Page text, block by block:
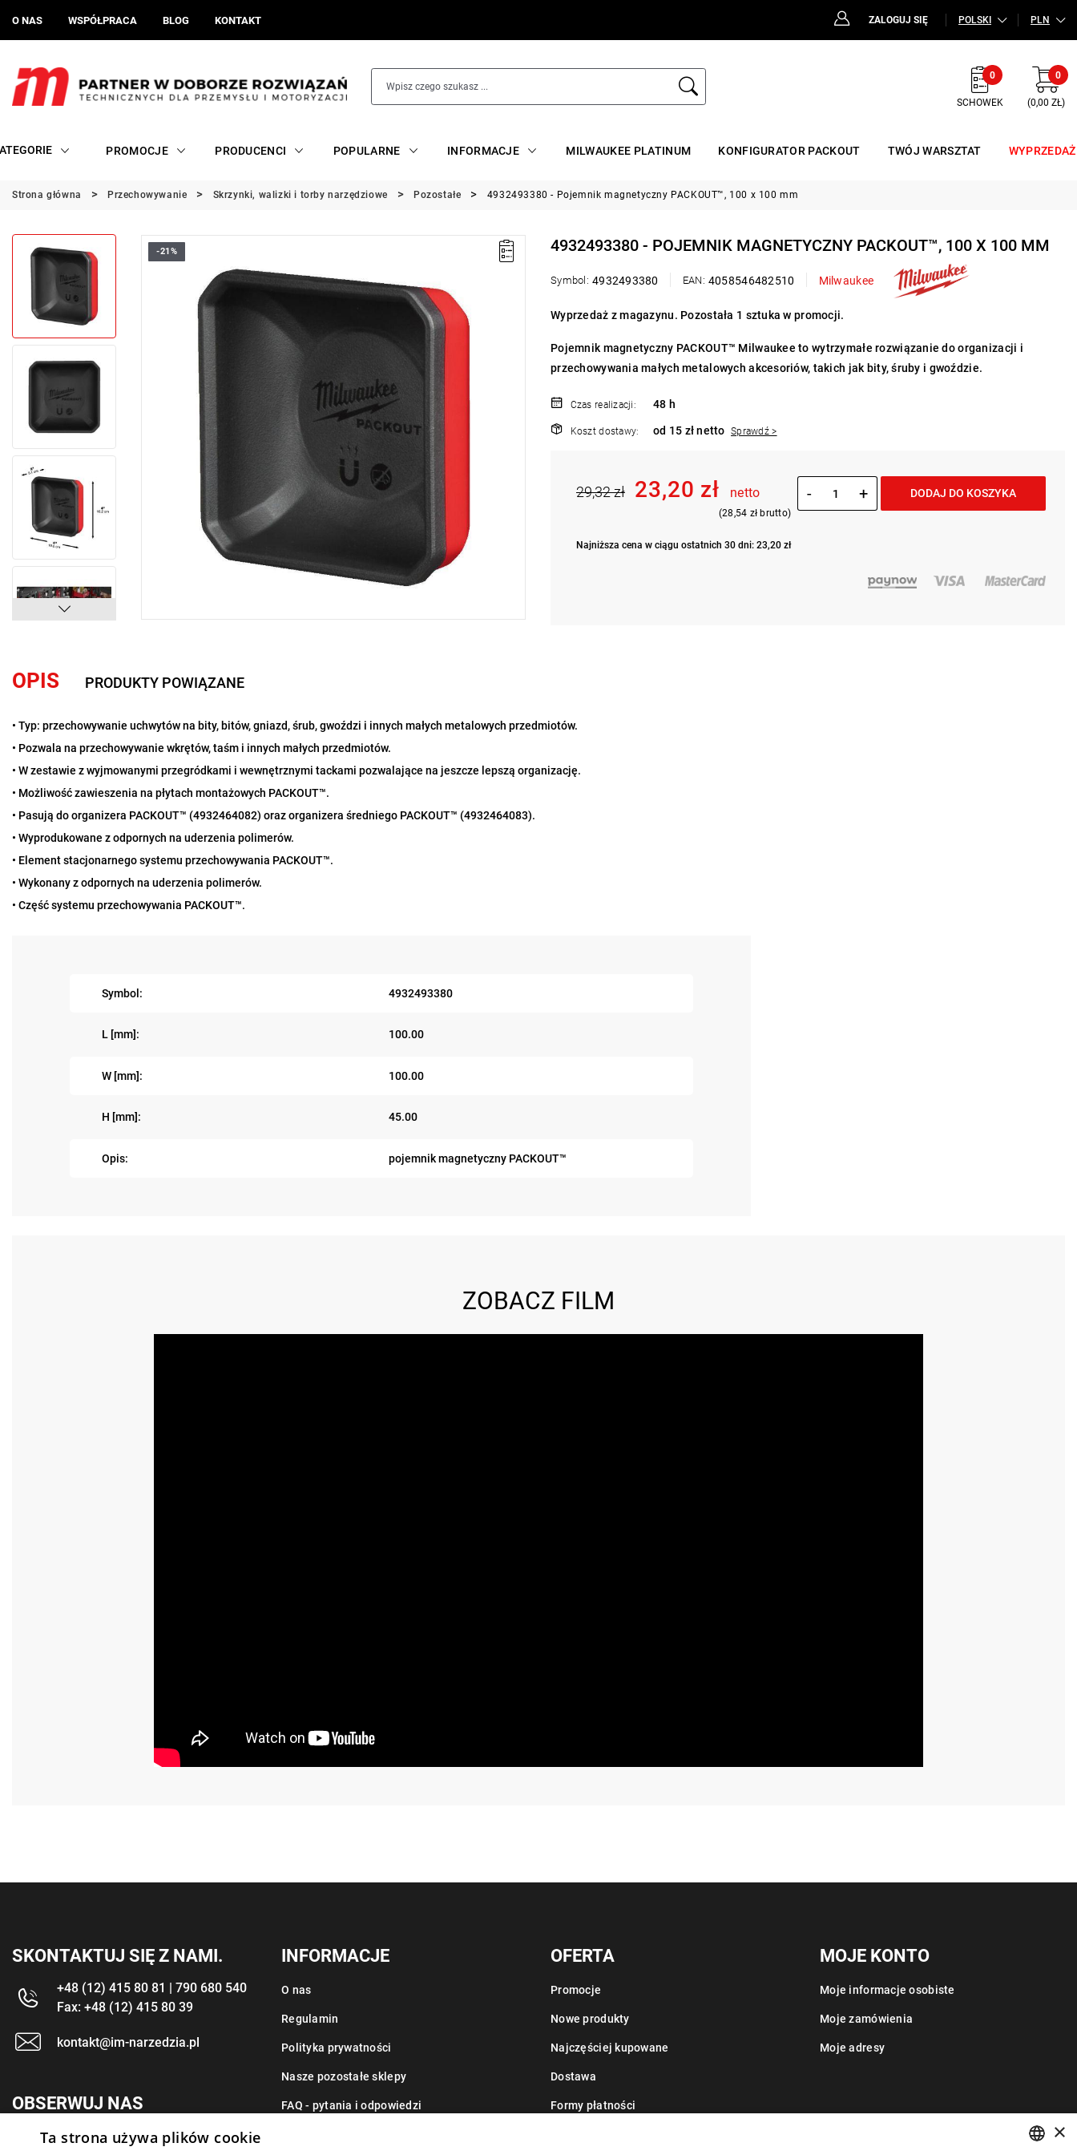
O NAS WSPÓŁPRACA BLOG KONTAKT ZALOGUJ SIĘ POLSKI PLN
0
SCHOWEK
0
(0,00 ZŁ)
PROMOCJE PRODUCENCI POPULARNE INFORMACJE MILWAUKEE PLATINUM KONFIGURATOR PACKOUT TWÓJ WARSZTAT WYPRZEDAŻ
Strona główna Przechowywanie Skrzynki, walizki i torby narzędziowe Pozostałe 4932493380 - Pojemnik magnetyczny PACKOUT™, 100 x 100 mm
-21% 4932493380 - POJEMNIK MAGNETYCZNY PACKOUT™, 100 X 100 MM
Symbol: 4932493380 EAN: 4058546482510 Milwaukee
Wyprzedaż z magazynu. Pozostała 1 sztuka w promocji.
Pojemnik magnetyczny PACKOUT™ Milwaukee to wytrzymałe rozwiązanie do organizacji i
przechowywania małych metalowych akcesoriów, takich jak bity, śruby i gwoździe.
Czas realizacji: 48 h
Koszt dostawy: od 15 zł netto Sprawdź >
29,32 zł 23,20 zł netto
(28,54 zł brutto)
Najniższa cena w ciągu ostatnich 30 dni: 23,20 zł
- + DODAJ DO KOSZYKA
OPIS PRODUKTY POWIĄZANE
• Typ: przechowywanie uchwytów na bity, bitów, gniazd, śrub, gwoździ i innych małych metalowych przedmiotów.
• Pozwala na przechowywanie wkrętów, taśm i innych małych przedmiotów.
• W zestawie z wyjmowanymi przegródkami i wewnętrznymi tackami pozwalające na jeszcze lepszą organizację.
• Możliwość zawieszenia na płytach montażowych PACKOUT™.
• Pasują do organizera PACKOUT™ (4932464082) oraz organizera średniego PACKOUT™ (4932464083).
• Wyprodukowane z odpornych na uderzenia polimerów.
• Element stacjonarnego systemu przechowywania PACKOUT™.
• Wykonany z odpornych na uderzenia polimerów.
• Część systemu przechowywania PACKOUT™.
Symbol: 4932493380
L [mm]: 100.00
W [mm]: 100.00
H [mm]: 45.00
Opis: pojemnik magnetyczny PACKOUT™
ZOBACZ FILM
SKONTAKTUJ SIĘ Z NAMI.
+48 (12) 415 80 81 | 790 680 540
Fax: +48 (12) 415 80 39
kontakt@im-narzedzia.pl
OBSERWUJ NAS
INFORMACJE
O nas
Regulamin
Polityka prywatności
Nasze pozostałe sklepy
FAQ - pytania i odpowiedzi
OFERTA
Promocje
Nowe produkty
Najczęściej kupowane
Dostawa
Formy płatności
MOJE KONTO
Moje informacje osobiste
Moje zamówienia
Moje adresy
×
Ta strona używa plików cookie